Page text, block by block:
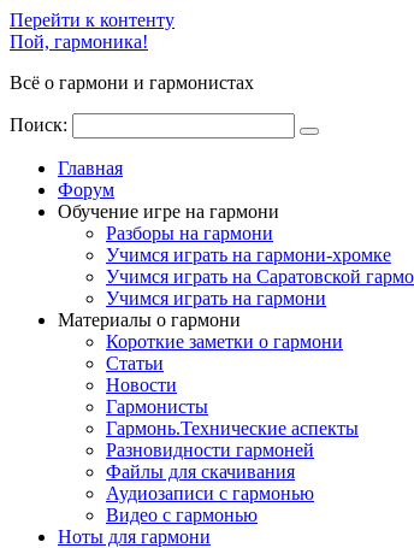
Перейти к контенту
Пой, гармоника!
Всё о гармони и гармонистах
Поиск:
Главная
Форум
Обучение игре на гармони
Разборы на гармони
Учимся играть на гармони-хромке
Учимся играть на Саратовской
Учимся играть на гармони
Материалы о гармони
Короткие заметки о гармони
Cтатьи
Новости
Гармонисты
Гармонь.Технические аспекты
Разновидности гармоней
Файлы для скачивания
Аудиозаписи с гармонью
Видео с гармонью
Ноты для гармони